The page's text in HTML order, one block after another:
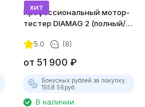
хит
Профессиональный мотор-
тестер DIAMAG 2 (полный/
5.0 (8)
от 51 900 ₽
Бонусных рублей за покупку:
1558.56руб.
В наличии